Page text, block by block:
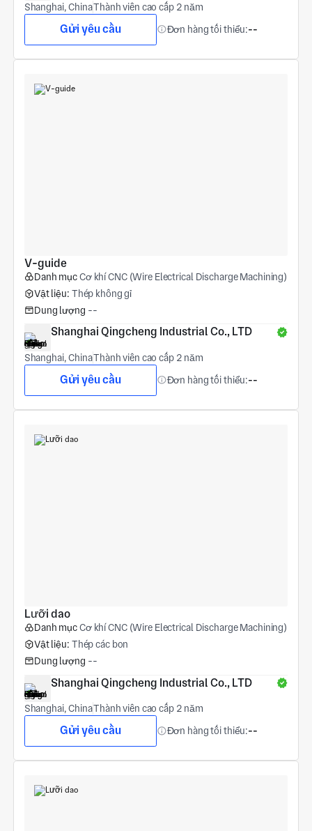
Shanghai, ChinaThành viên cao cấp 2 năm
Gửi yêu cầu Đơn hàng tối thiểu:--
V-guide
Danh mụcCơ khí CNC (Wire Electrical Discharge Machining)
Vật liệu: Thép không gỉ
Dung lượng --
Shanghai Qingcheng Industrial Co., LTD
Shanghai, ChinaThành viên cao cấp 2 năm
Gửi yêu cầu Đơn hàng tối thiểu:--
Lưỡi dao
Danh mụcCơ khí CNC (Wire Electrical Discharge Machining)
Vật liệu: Thép các bon
Dung lượng --
Shanghai Qingcheng Industrial Co., LTD
Shanghai, ChinaThành viên cao cấp 2 năm
Gửi yêu cầu Đơn hàng tối thiểu:--